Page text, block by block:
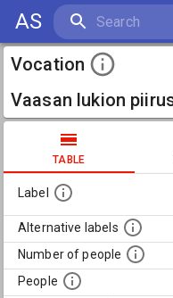
AS
Vocation
Vaasan lukion
TABLE
Label
Alternative labels
Number of people
People